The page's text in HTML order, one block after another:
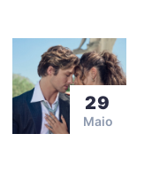
29
Maio